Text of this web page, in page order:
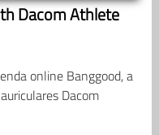
Dacom Athlete
online Banggood, a
Dacom